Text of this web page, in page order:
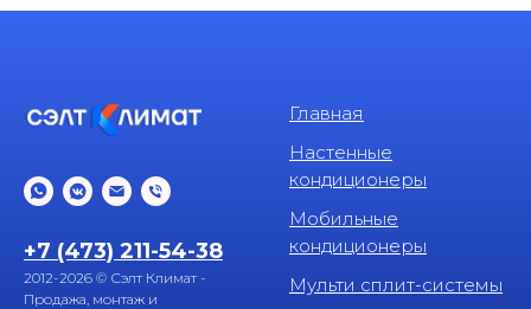
+7 (473) 211-54-38
2012-2026 © Сэлт Климат -
Продажа, монтаж и
Главная
Настенные
кондиционеры
Мобильные
кондиционеры
Мульти сплит-системы